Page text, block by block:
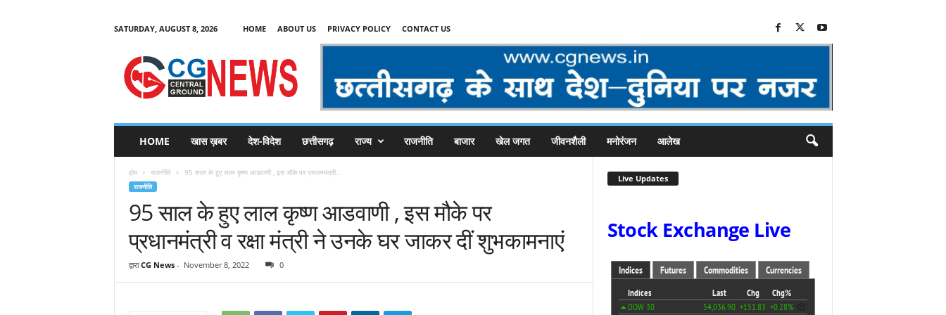
SATURDAY, AUGUST 8, 2026 HOME ABOUT US PRIVACY POLICY CONTACT US
C
HOME खास ख़बर देश-विदेश छत्तीसगढ़ राज्य राजनीति बाजार खेल जगत जीवनशैली मनोरंजन आलेख
होम राजनीति 95 साल के हुए लाल कृष्ण आडवाणी , इस मौके पर प्रधानमंत्री...
राजनीति
95 साल के हुए लाल कृष्ण आडवाणी , इस मौके पर
प्रधानमंत्री व रक्षा मंत्री ने उनके घर जाकर दीं शुभकामनाएं
द्वारा CG News- November 8, 2022 0
Live Updates
Stock Exchange Live